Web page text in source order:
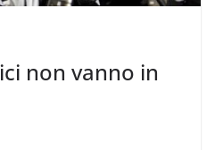
non vanno in